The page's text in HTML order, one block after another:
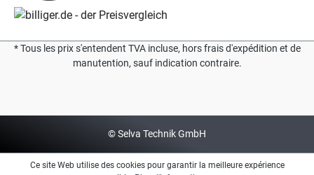
* Tous les prix s'entendent TVA incluse, hors frais d'expédition et de
manutention, sauf indication contraire.
© Selva Technik GmbH
Ce site Web utilise des cookies pour garantir la meilleure expérience